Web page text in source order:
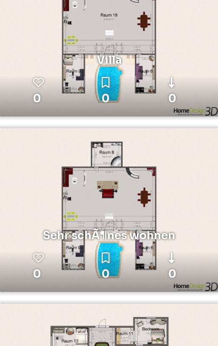
Villa
0 0 0
Sehr schÃ¶nes wohnen
0 0 0